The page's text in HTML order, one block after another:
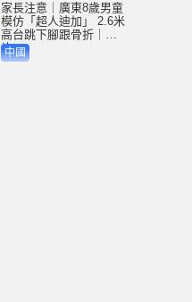
家長注意｜廣東8歲男童
模仿「超人迪加」 2.6米
高台跳下腳跟骨折｜有
片
中國